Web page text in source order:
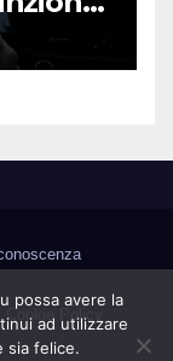
Cookie Policy
possa avere la
ad utilizzare
sia felice.